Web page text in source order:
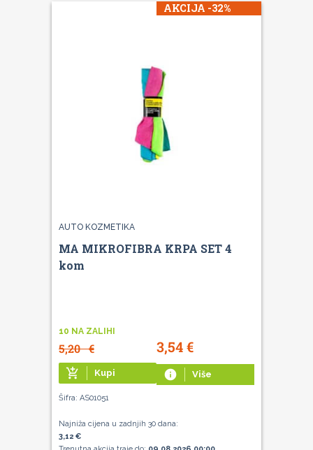
AKCIJA -32%
AUTO KOZMETIKA
MA MIKROFIBRA KRPA SET 4
kom
10 NA ZALIHI
5,20€ 3,54€
add_shopping_cart Kupi info Više
Šifra: AS01051
Najniža cijena u zadnjih 30 dana:
3,12 €